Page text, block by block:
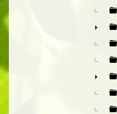
►
►